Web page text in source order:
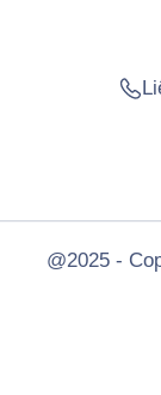
@2025 -